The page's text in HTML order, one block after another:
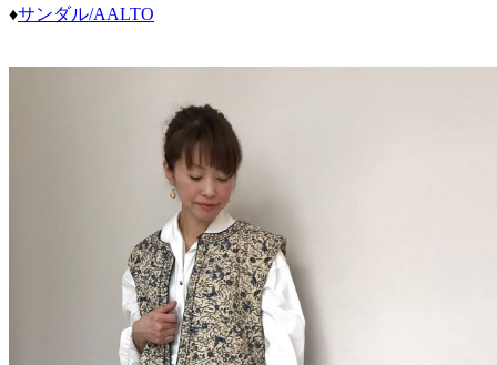
♦サンダル/AALTO